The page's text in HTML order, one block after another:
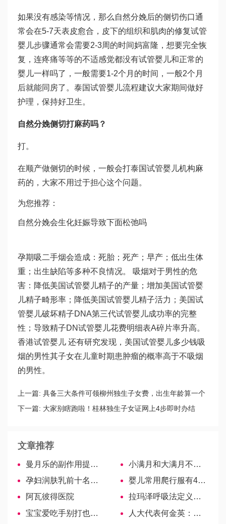
如果没有感染等情况，那么自然分娩后的侧切伤口通
常会在5-7天表皮愈合，皮下的组织和肌肉的修复试管
婴儿步骤通常会需要2-3周的时间 妈富隆 ，想要完全恢
复，连疼痛等等的不适感觉都没有试管婴儿和正常的
婴儿一样吗了，一般需要1-2个月的时间，一般2个月
后就能同房了。 泰国试管婴儿流程建议大家期间做好
护理，保持好卫生。
自然分娩侧切打麻药吗？
打。
在顺产做侧切的时候，一般会打泰国试管婴儿机构麻
药的，大家不用过于担心这个问题。
为您推荐：
自然分娩会生化妊娠导致下面松弛吗
孕期吸二手烟会造成：死胎；死产；早产；低出生体
重；出生缺陷等多种不良情况。 吸烟对于男性的危
害：降低美国试管婴儿精子的产量；增加美国试管婴
儿精子畸形率；降低美国试管婴儿精子活力；美国试
管婴儿破坏精子DNA第三代试管婴儿成功率的完整
性；导致精子DN试管婴儿花费明细表A碎片率升高。
香港试管婴儿 还有研究发现，美国试管婴儿多少钱吸
烟的男性其子女在儿童时期患肿瘤的概率高于不吸烟
的男性。
上一篇: 具备三大条件可领柳州独生子女费，出生年龄算一个
下一篇: 大家别瞎跑啦！桂林独生子女证网上4步即时办结
文章推荐
曼月乐的副作用提前知晓！
小满月和大满月不同，多少天有争议！
孕妇润肤乳前十名揭晓，3分钟了解哪个牌子最好
婴儿常用爬行服有4大好处，明确什么时候穿对宝宝更有益
阿瓦彼得医院
拉玛泽呼吸法定义释疑，与海姆立克、凯格尔有区别
宝宝爱吃手别打也别骂，掌握7个小妙招戒掉轻松又彻底
人大代表何金英：建议妇女孕期常规检查项目免费